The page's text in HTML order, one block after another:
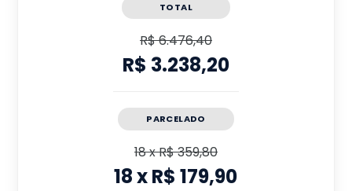
TOTAL
R$ 6.476,40
R$ 3.238,20
PARCELADO
18xR$ 359,80
18xR$ 179,90